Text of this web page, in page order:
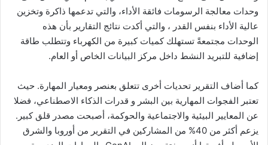
وحدات معالجة الرسومات فائقة الأداء، والتي تدعمها ذاكرة وتخزين
عالية الأداء بنفس القدر ، والتي أكدت نتائج التقارير بأن هذه
الوحدات مجتمعةً تستهلك كميات كبيرة من الكهرباء وتتطلب طاقة
إضافية للتبريد النشط داخل مركز البيانات الخاص أو العام.
كما أضاف التقرير تحديات أخرى تتعلق بعنصر ومعيار المهارة. حيث
تعتبر الفجوات المهارية بين البشر و قدرات الذكاء الاصطناعي، فضلا
عن المعايير البيئية والاجتماعية والحوكمة، أصبحت مصدر قلق كبير.
يزعم أكثر من 40% من المشاركين في التقرير من أوروبا والشرق